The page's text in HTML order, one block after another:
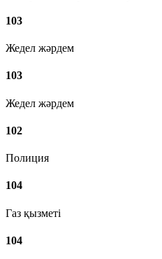
103
Жедел жәрдем
103
Жедел жәрдем
102
Полиция
104
Газ қызметі
104